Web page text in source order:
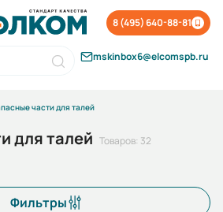
8 (495) 640-88-81
mskinbox6@elcomspb.ru
части для талей
для талей Товаров: 32
Фильтры